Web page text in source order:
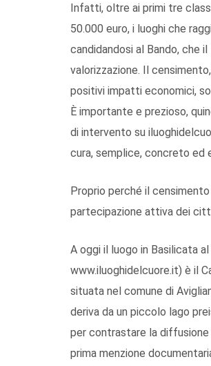
Infatti, oltre ai primi tre
50.000 euro, i luoghi che
candidandosi al Bando, che
valorizzazione. Il
positivi impatti economici,
È importante e prezioso,
di intervento su
cura, semplice, concreto ed
Proprio perché il
partecipazione attiva dei
A oggi il luogo in Basilicata
www.iluoghidelcuore.it) è il
situata nel comune di
deriva da un piccolo lago
per contrastare la diffusione
prima menzione